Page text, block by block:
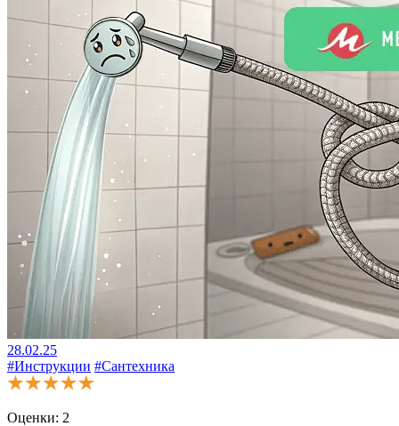
28.02.25
#Инструкции #Сантехника
Оценки: 2